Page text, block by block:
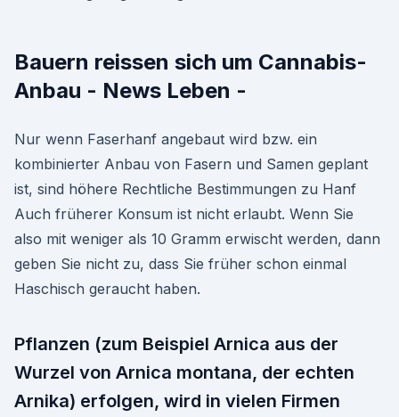
Bauern reissen sich um Cannabis-
Anbau - News Leben -
Nur wenn Faserhanf angebaut wird bzw. ein
kombinierter Anbau von Fasern und Samen geplant
ist, sind höhere Rechtliche Bestimmungen zu Hanf
Auch früherer Konsum ist nicht erlaubt. Wenn Sie
also mit weniger als 10 Gramm erwischt werden, dann
geben Sie nicht zu, dass Sie früher schon einmal
Haschisch geraucht haben.
Pflanzen (zum Beispiel Arnica aus der
Wurzel von Arnica montana, der echten
Arnika) erfolgen, wird in vielen Firmen